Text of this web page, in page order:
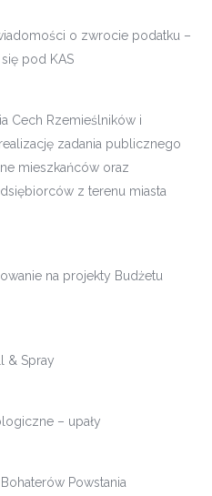
o zwrocie podatku –
pod KAS
Cech Rzemieślników i
zadania publicznego
mieszkańców oraz
z terenu miasta
na projekty Budżetu
& Spray
– upały
Powstania